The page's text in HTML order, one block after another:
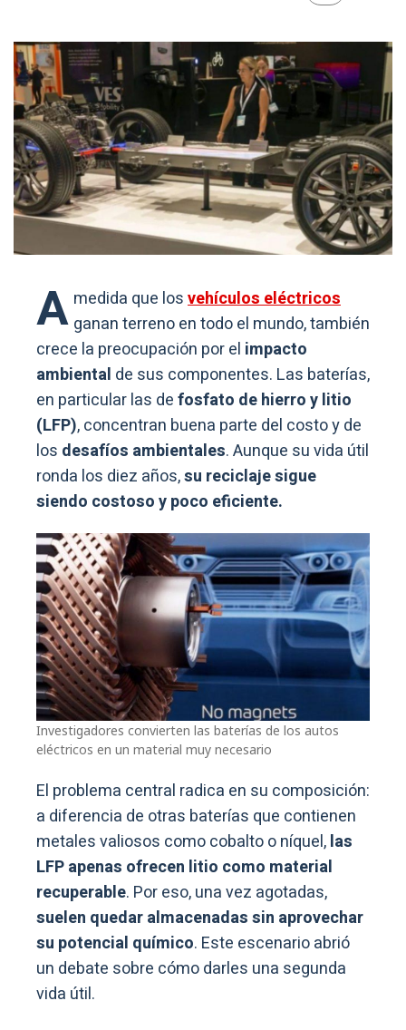
A medida que losvehículos eléctricos
ganan terreno en todo el mundo, también
crece la preocupación por el impacto
ambiental de sus componentes. Las baterías,
en particular las defosfato de hierro y litio
(LFP), concentran buena parte del costo y de
los desafíos ambientales. Aunque su vida útil
ronda los diez años,su reciclaje sigue
siendo costoso y poco eficiente.
Investigadores convierten las baterías de los autos
eléctricos en un material muy necesario
El problema central radica en su composición:
a diferencia de otras baterías que contienen
metales valiosos como cobalto o níquel,las
LFP apenas ofrecen litio como material
recuperable. Por eso, una vez agotadas,
suelen quedar almacenadas sin aprovechar
su potencial químico. Este escenario abrió
un debate sobre cómo darles una segunda
vida útil.